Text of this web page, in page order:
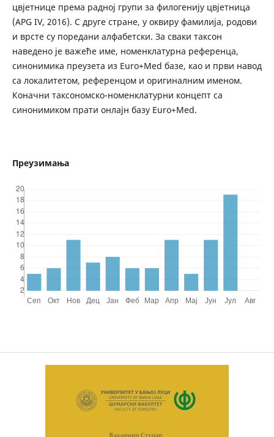
цвјетнице према радној групи за филогенију цвјетница
(APG IV, 2016). С друге стране, у оквиру фамилија, родови
и врсте су поредани алфабетски. За сваки таксон
наведено је важеће име, номенклатурна референца,
синонимика преузета из Euro+Med базе, као и први навод
са локалитетом, референцом и оригиналним именом.
Коначни таксономско-номенклатурни концепт са
синонимиком прати онлајн базу Euro+Med.
Преузимања